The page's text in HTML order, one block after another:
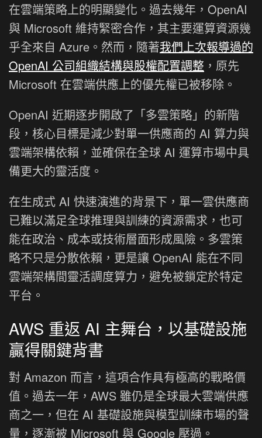
在雲端策略上的明顯變化。過去幾年，OpenAI
與 Microsoft 維持緊密合作，其主要運算資源幾
乎全來自 Azure。然而，隨著我們上次報導過的
OpenAI 公司組織結構與股權配置調整 ，原先
Microsoft 在雲端供應上的優先權已被移除。
OpenAI 近期逐步開啟了「多雲策略」的新階
段，核心目標是減少對單一供應商的 AI 算力與
雲端架構依賴，並確保在全球 AI 運算市場中具
備更大的靈活度。
在生成式 AI 快速演進的背景下，單一雲供應商
已難以滿足全球推理與訓練的資源需求，也可
能在政治、成本或技術層面形成風險。多雲策
略不只是分散依賴，更是讓 OpenAI 能在不同
雲端架構間靈活調度算力，避免被鎖定於特定
平台。
AWS 重返 AI 主舞台，以基礎設施
贏得關鍵背書
對 Amazon 而言，這項合作具有極高的戰略價
值。過去一年，AWS 雖仍是全球最大雲端供應
商之一，但在 AI 基礎設施與模型訓練市場的聲
量，逐漸被 Microsoft 與 Google 壓過。